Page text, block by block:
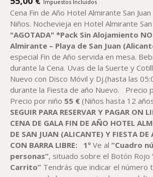
Impuestos Incluidos
Cena Fin de Año Hotel Almirante San
Niños. Nochevieja en Hotel Almirante San
"AGOTADA" *Pack Sin Alojamiento
Almirante – Playa de San Juan
especial Fin de Año servida en mesa.
durante la Cena. Uvas de la Suerte y
Nuevo con Disco Móvil y Dj.(hasta las
durante la Fiesta de año Nuevo.
Precio
Precio por niño 55 € (Niños hasta 12
SEGUIR PARA RESERVARY PAGAR ON
CENA DE GALA FIN DE AÑO HOTEL
DE SAN JUAN (ALICANTE) Y FIESTA DE
CON BARRA LIBRE:
1º Ve al“Cuadro
personas”, situado sobre el Botón Rojo
Carrito” Tendrás que indicar el número